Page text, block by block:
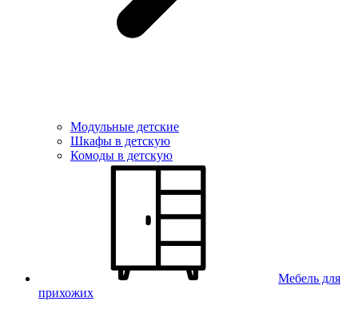
Модульные детские
Шкафы в детскую
Комоды в детскую
Мебель для
прихожих